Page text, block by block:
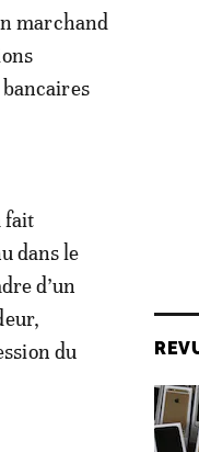
marchand
fait
dans le
d’un
du